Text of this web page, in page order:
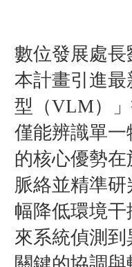
數位發展處長
本計畫引進
型（VLM）
僅能辨識單
的核心優勢
脈絡並精準
幅降低環境
來系統偵測